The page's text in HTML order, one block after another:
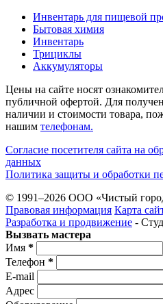
Инвентарь для пищевой
Бытовая химия
Инвентарь
Трициклы
Аккумуляторы
Цены на сайте носят
публичной офертой. Для
наличии и стоимости товара,
нашим телефонам.
Согласие посетителя сайта на
данных
Политика защиты и обработки
© 1991–2026 ООО «Чистый
Правовая информация Карта
Разработка и продвижение -
Вызвать мастера
Имя *
Телефон *
E-mail
Адрес